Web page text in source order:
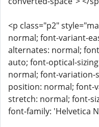
<p class="p2"
normal; font-variant-
alternates: normal;
auto; font-optical-
normal; font-
position: normal; font-
stretch: normal; font-
font-family: 'Helvetica